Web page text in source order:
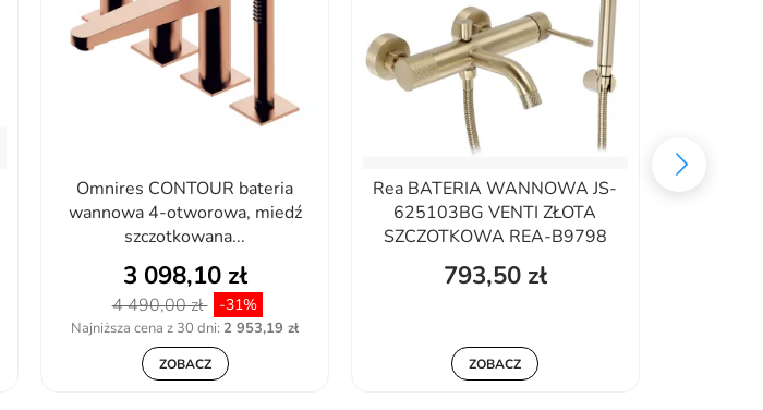
Omnires CONTOUR bateria
wannowa 4-otworowa, miedź
szczotkowana...
3 098,10 zł
4 490,00 zł -31%
Najniższa cena z 30 dni: 2 953,19 zł
ZOBACZ
Rea BATERIA WANNOWA JS-
625103BG VENTI ZŁOTA
SZCZOTKOWA REA-B9798
793,50 zł
ZOBACZ